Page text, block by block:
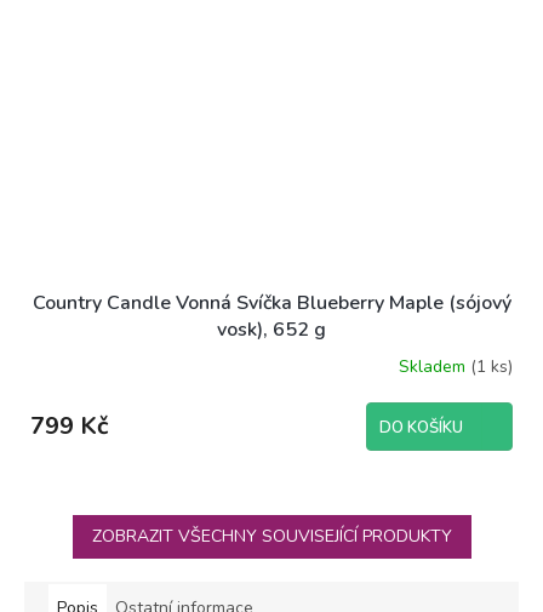
Country Candle Vonná Svíčka Blueberry Maple (sójový
vosk), 652 g
Skladem (1 ks)
799 Kč DO KOŠÍKU
ZOBRAZIT VŠECHNY SOUVISEJÍCÍ PRODUKTY
Popis Ostatní informace